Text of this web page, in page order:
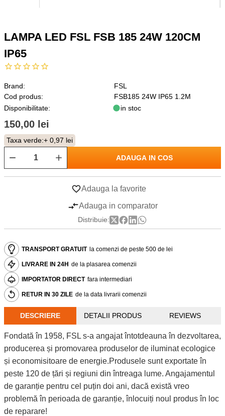
LAMPA LED FSL FSB 185 24W 120CM
IP65
Brand:
FSL
Cod produs:
FSB185 24W IP65 1.2M
Disponibilitate:
in stoc
150,00 lei
Taxa verde:+ 0,97 lei
ADAUGA IN COS
Adauga la favorite
Adauga in comparator
Distribuie:
TRANSPORT GRATUIT la comenzi de peste 500 de lei
LIVRARE IN 24H de la plasarea comenzii
IMPORTATOR DIRECT fara intermediari
RETUR IN 30 ZILE de la data livrarii comenzii
DESCRIERE DETALII PRODUS REVIEWS
Fondată în 1958, FSL s-a angajat întotdeauna în dezvoltarea,
producerea și promovarea produselor de iluminat ecologice
și economisitoare de energie.Produsele sunt exportate în
peste 120 de țări și regiuni din întreaga lume. Angajamentul
de garanție pentru cel puțin doi ani, dacă există vreo
problemă în perioada de garanție, înlocuiți noul produs în loc
de reparare!